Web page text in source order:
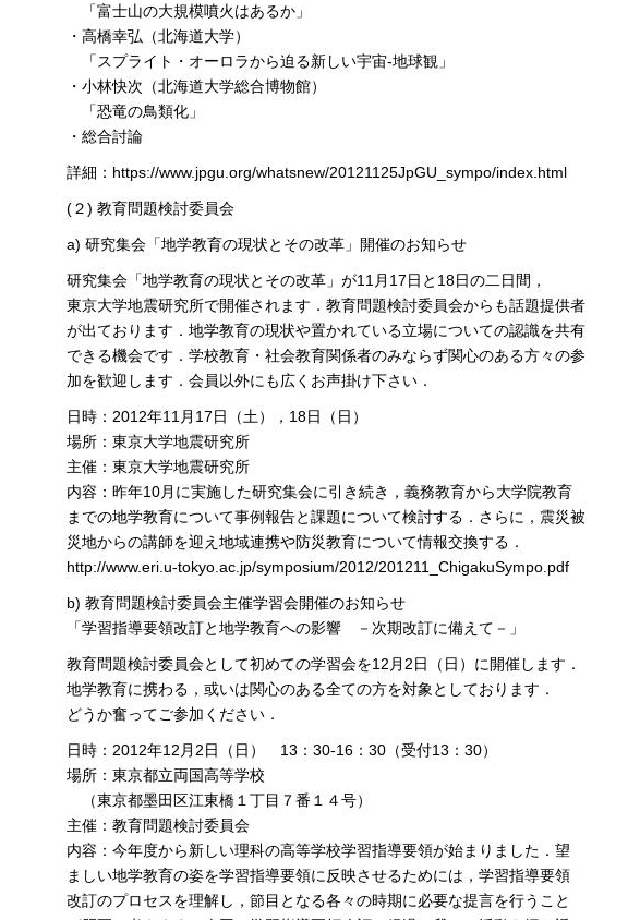
「富士山の大規模噴火はあるか」
・高橋幸弘（北海道大学）
「スプライト・オーロラから迫る新しい宇宙-地球観」
・小林快次（北海道大学総合博物館）
「恐竜の鳥類化」
・総合討論
詳細：https://www.jpgu.org/whatsnew/20121125JpGU_sympo/index.html
(２) 教育問題検討委員会
a) 研究集会「地学教育の現状とその改革」開催のお知らせ
研究集会「地学教育の現状とその改革」が11月17日と18日の二日間，
東京大学地震研究所で開催されます．教育問題検討委員会からも話題提供者
が出ております．地学教育の現状や置かれている立場についての認識を共有
できる機会です．学校教育・社会教育関係者のみならず関心のある方々の参
加を歓迎します．会員以外にも広くお声掛け下さい．
日時：2012年11月17日（土），18日（日）
場所：東京大学地震研究所
主催：東京大学地震研究所
内容：昨年10月に実施した研究集会に引き続き，義務教育から大学院教育
までの地学教育について事例報告と課題について検討する．さらに，震災被
災地からの講師を迎え地域連携や防災教育について情報交換する．
http://www.eri.u-tokyo.ac.jp/symposium/2012/201211_ChigakuSympo.pdf
b) 教育問題検討委員会主催学習会開催のお知らせ
「学習指導要領改訂と地学教育への影響 －次期改訂に備えて－」
教育問題検討委員会として初めての学習会を12月2日（日）に開催します．
地学教育に携わる，或いは関心のある全ての方を対象としております．
どうか奮ってご参加ください．
日時：2012年12月2日（日） 13：30-16：30（受付13：30）
場所：東京都立両国高等学校
（東京都墨田区江東橋１丁目７番１４号）
主催：教育問題検討委員会
内容：今年度から新しい理科の高等学校学習指導要領が始まりました．望
ましい地学教育の姿を学習指導要領に反映させるためには，学習指導要領
改訂のプロセスを理解し，節目となる各々の時期に必要な提言を行うこと